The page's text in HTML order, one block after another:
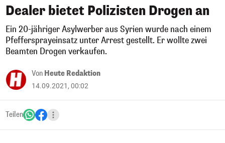
Dealer bietet Polizisten Drogen an
Ein 20-jähriger Asylwerber aus Syrien wurde nach einem
Pfeffersprayeinsatz unter Arrest gestellt. Er wollte zwei
Beamten Drogen verkaufen.
Von Heute Redaktion
14.09.2021, 00:02
Teilen